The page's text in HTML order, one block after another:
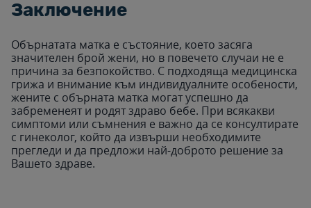
Заключение
Обърнатата матка е състояние, което засяга
значителен брой жени, но в повечето случаи не е
причина за безпокойство. С подходяща медицинска
грижа и внимание към индивидуалните особености,
жените с обърната матка могат успешно да
забременеят и родят здраво бебе. При всякакви
симптоми или съмнения е важно да се консултирате
с гинеколог, който да извърши необходимите
прегледи и да предложи най-доброто решение за
Вашето здраве.